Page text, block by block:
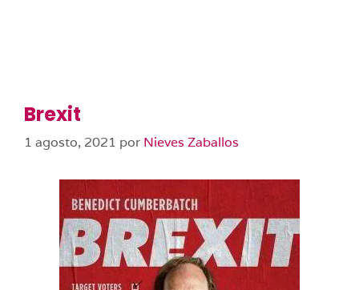
Brexit
1 agosto, 2021 por Nieves Zaballos